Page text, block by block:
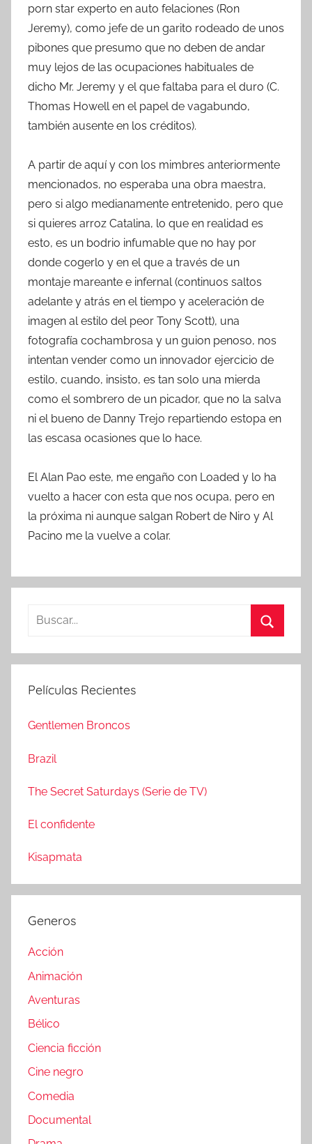
porn star experto en auto felaciones (Ron
Jeremy), como jefe de un garito rodeado de unos
pibones que presumo que no deben de andar
muy lejos de las ocupaciones habituales de
dicho Mr. Jeremy y el que faltaba para el duro (C.
Thomas Howell en el papel de vagabundo,
también ausente en los créditos).
A partir de aquí y con los mimbres anteriormente
mencionados, no esperaba una obra maestra,
pero si algo medianamente entretenido, pero que
si quieres arroz Catalina, lo que en realidad es
esto, es un bodrio infumable que no hay por
donde cogerlo y en el que a través de un
montaje mareante e infernal (continuos saltos
adelante y atrás en el tiempo y aceleración de
imagen al estilo del peor Tony Scott), una
fotografía cochambrosa y un guion penoso, nos
intentan vender como un innovador ejercicio de
estilo, cuando, insisto, es tan solo una mierda
como el sombrero de un picador, que no la salva
ni el bueno de Danny Trejo repartiendo estopa en
las escasa ocasiones que lo hace.
El Alan Pao este, me engaño con Loaded y lo ha
vuelto a hacer con esta que nos ocupa, pero en
la próxima ni aunque salgan Robert de Niro y Al
Pacino me la vuelve a colar.
s
a
:
u
Películas Recientes
Gentlemen Broncos
Brazil
The Secret Saturdays (Serie de TV)
El confidente
Kisapmata
Generos
Acción
Animación
Aventuras
Bélico
Ciencia ficción
Cine negro
Comedia
Documental